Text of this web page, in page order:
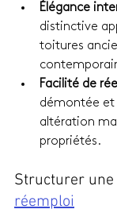
Élégance
distinctive
toitures
Facilité de
démontée et
altération
propriétés.
Structurer
réemploi